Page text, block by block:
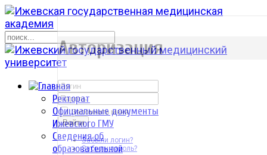
Ректорат
Официальные документы
Ижевского ГМУ
Сведения об
образовательной
р
Авторизация
Запомнить меня
Войти
Забыли логин?
Забыли пароль?